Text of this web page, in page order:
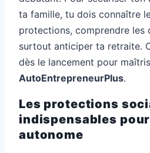
ta famille, tu dois connaître
protections, comprendre les
surtout anticiper ta retraite.
dès le lancement pour
AutoEntrepreneurPlus.
Les protections
indispensables
autonome